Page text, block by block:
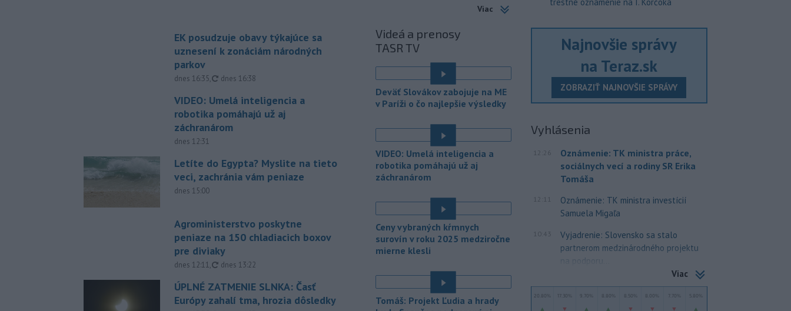
EK posudzuje obavy týkajúce sa
uznesení k zonáciám národných
parkov
dnes 16:35, aktualizované
dnes 16:38
VIDEO: Umelá inteligencia a
robotika pomáhajú už aj
záchranárom
dnes 12:31
Letíte do Egypta? Myslite na tieto
veci, zachránia vám peniaze
dnes 15:00
Agroministerstvo poskytne
peniaze na 150 chladiacich boxov
pre diviaky
dnes 12:11, aktualizované
dnes 13:22
ÚPLNÉ ZATMENIE SLNKA: Časť
Európy zahalí tma, hrozia dôsledky
približne 100 ľudí, oznámil vo štvrtok
tamojší starosta Juan Jesús Vivas v
Európskom parlamente.
15:25 - Meteorológovia zo
hydrometeorologického ústavu
(SHMÚ) vo štvrtok opäť zaznamenali
nový absolútny rekord teploty
vzduchu. V Dolných Plachtinciach v
okrese Veľký Krtíš dosiahla teplota
popoludní 42 stupňov Celzia.
13:41 - Podpredsedníčka
vykonávajúca funkciu predsedu
maďarskéhoNárodného
Nagyová vo štvrtok oznámila, že v
súlade s návrhom poslaneckého klubu
vládnej strany Tisza rozhodne
zákonodarný zbor o novej hlave štátu
na budúci utorok.
13:31 - Európska komisia (EK) sa
pripravuje na možné dôsledky
úplného zatmenia Slnka na výrobu
Viac
Videá a prenosy
TASR TV
Deväť Slovákov zabojuje na ME
v Paríži o čo najlepšie výsledky
VIDEO: Umelá inteligencia a
robotika pomáhajú už aj
záchranárom
Ceny vybraných kŕmnych
surovín v roku 2025 medziročne
mierne klesli
Tomáš: Projekt Ľudia a hrady
Najnovšie správy
na Teraz.sk
ZOBRAZIŤ NAJNOVŠIE SPRÁVY
Vyhlásenia
12:26
Oznámenie: TK ministra práce,
sociálnych vecí a rodiny SR Erika
Tomáša
12:11
Oznámenie: TK ministra investícií
Samuela Migaľa
10:43
Vyjadrenie: Slovensko sa stalo
partnerom medzinárodného projektu
na podporu...
Viac